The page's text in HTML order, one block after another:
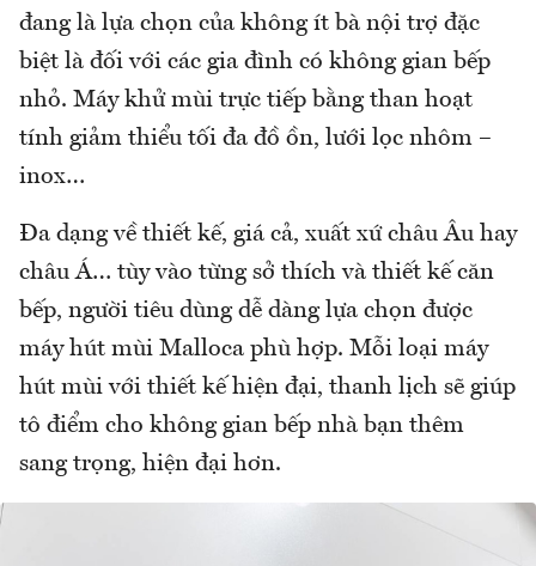
đang là lựa chọn của không ít bà nội trợ đặc
biệt là đối với các gia đình có không gian bếp
nhỏ. Máy khử mùi trực tiếp bằng than hoạt
tính giảm thiểu tối đa đồ ồn, lưới lọc nhôm –
inox…
Đa dạng về thiết kế, giá cả, xuất xứ châu Âu hay
châu Á… tùy vào từng sở thích và thiết kế căn
bếp, người tiêu dùng dễ dàng lựa chọn được
máy hút mùi Malloca phù hợp. Mỗi loại máy
hút mùi với thiết kế hiện đại, thanh lịch sẽ giúp
tô điểm cho không gian bếp nhà bạn thêm
sang trọng, hiện đại hơn.